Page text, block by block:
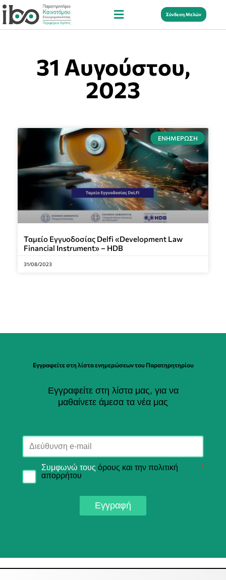
Σύνδεση Μελών
31 Αυγούστου,
2023
ΕΝΗΜΈΡΩΣΗ
Ταμείο Εγγυοδοσίας Delfi «Development Law
Financial Instrument» – HDB
31/08/2023
Εγγραφείτε στη λίστα ενημερώσεων του Παρατηρητηρίου
Εγγραφείτε στη λίστα μας, για να
μαθαίνετε άμεσα τα νέα μας
Συμφωνώ τους όρους και την πολιτική
απορρήτου
*
Εγγραφή